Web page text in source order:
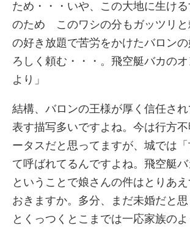
ため・・・いや、この大地に生け
のため このワシの分もガッツリと
の好き放題で苦労をかけたバロンの
ろしく頼む・・・。飛空艇バカの
より」
結構、バロンの王様が厚く信任さ
表す描写多いですよね。今は行方
ータスだと思ってますが、城では
て呼ばれてるんですよね。飛空艇
ということで娘さんの件はとりあ
おきますか。多分、まだ未婚だと
とくっつくとこまでは一応家族の